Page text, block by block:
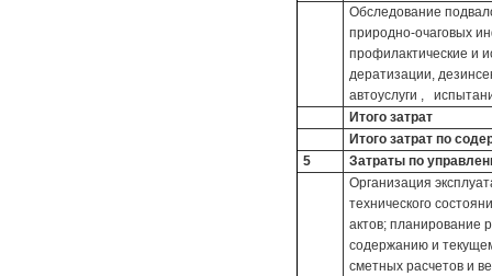
Обследование
природно-очаговых
профилактические и
дератизации,
автоуслуги ,
Итого затрат
Итого затрат по
5
Затраты по
Организация
технического
актов; планирование
содержанию и
сметных расчетов и